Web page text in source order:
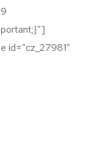
id=”cz_27981″